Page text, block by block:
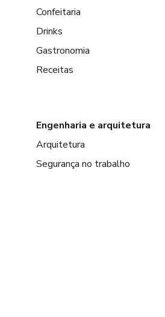
Confeitaria
Drinks
Gastronomia
Receitas
Engenharia e arquitetura
Arquitetura
Segurança no trabalho